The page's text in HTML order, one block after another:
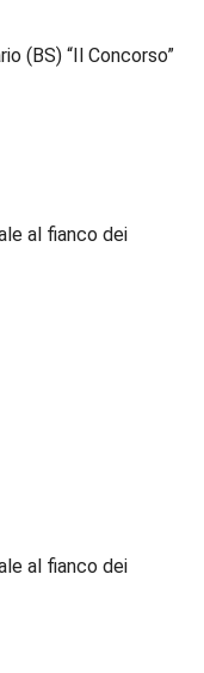
(BS) “Il Concorso”
al fianco dei
al fianco dei